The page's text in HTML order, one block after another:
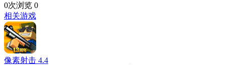
0次浏览 0
相关游戏
像素射击 4.4